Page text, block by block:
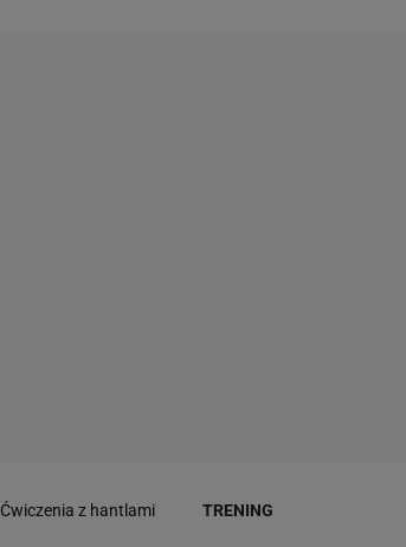
Ćwiczenia z hantlami TRENING